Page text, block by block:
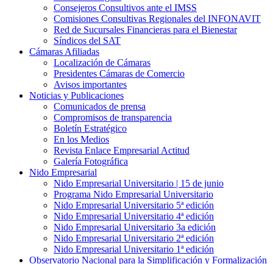
Consejeros Consultivos ante el IMSS
Comisiones Consultivas Regionales del INFONAVIT
Red de Sucursales Financieras para el Bienestar
Síndicos del SAT
Cámaras Afiliadas
Localización de Cámaras
Presidentes Cámaras de Comercio
Avisos importantes
Noticias y Publicaciones
Comunicados de prensa
Compromisos de transparencia
Boletín Estratégico
En los Medios
Revista Enlace Empresarial Actitud
Galería Fotográfica
Nido Empresarial
Nido Empresarial Universitario | 15 de junio
Programa Nido Empresarial Universitario
Nido Empresarial Universitario 5ª edición
Nido Empresarial Universitario 4ª edición
Nido Empresarial Universitario 3a edición
Nido Empresarial Universitario 2ª edición
Nido Empresarial Universitario 1ª edición
Observatorio Nacional para la Simplificación y Formalización